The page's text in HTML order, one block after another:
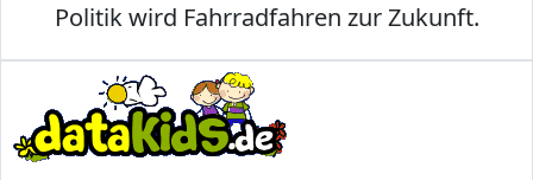
Politik wird Fahrradfahren zur Zukunft.